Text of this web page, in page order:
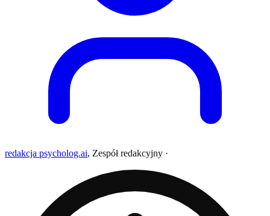
redakcja psycholog.ai, Zespół redakcyjny ·